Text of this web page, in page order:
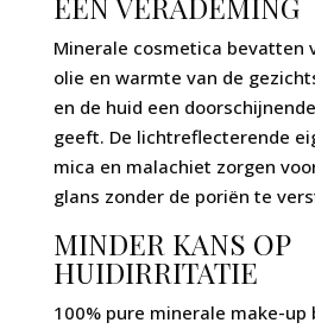
Minerale cosmetica bevatten
olie en warmte van de
en de huid een
geeft. De lichtreflecterende
mica en malachiet zorgen
glans zonder de poriën te
MINDER KANS OP
HUIDIRRITATIE
100% pure minerale make-up